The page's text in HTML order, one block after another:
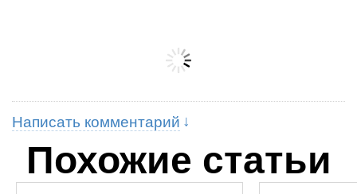
Написать комментарий
Похожие статьи